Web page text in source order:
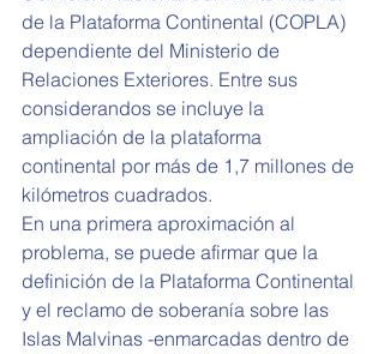
de la Plataforma Continental (COPLA)
dependiente del Ministerio de
Relaciones Exteriores. Entre sus
considerandos se incluye la
ampliación de la plataforma
continental por más de 1,7 millones de
kilómetros cuadrados.
En una primera aproximación al
problema, se puede afirmar que la
definición de la Plataforma Continental
y el reclamo de soberanía sobre las
Islas Malvinas -enmarcadas dentro de